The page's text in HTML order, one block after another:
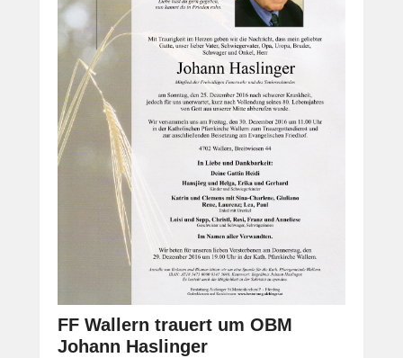
FF Wallern trauert um OBM
Johann Haslinger